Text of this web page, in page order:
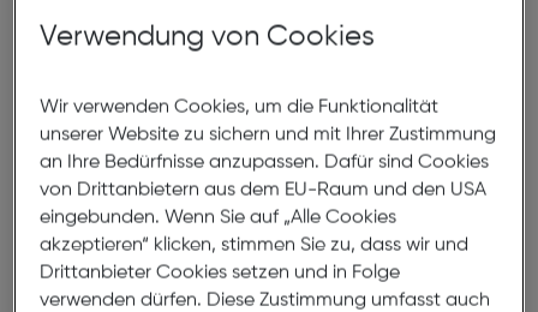
Nikkor AF-S DX 35/1,8G
€ 169,00
in den Warenkorb
Verwendung von Cookies
Wir verwenden Cookies, um die Funktionalität
unserer Website zu sichern und mit Ihrer Zustimmung
an Ihre Bedürfnisse anzupassen. Dafür sind Cookies
von Drittanbietern aus dem EU-Raum und den USA
eingebunden. Wenn Sie auf „Alle Cookies
akzeptieren“ klicken, stimmen Sie zu, dass wir und
Drittanbieter Cookies setzen und in Folge
verwenden dürfen. Diese Zustimmung umfasst auch